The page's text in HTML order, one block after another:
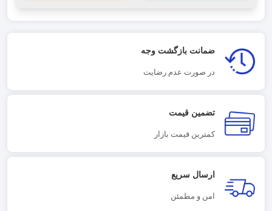
ضمانت بازگشت وجه
در صورت عدم رضایت
تضمین قیمت
کمترین قیمت بازار
ارسال سریع
امن و مطمئن